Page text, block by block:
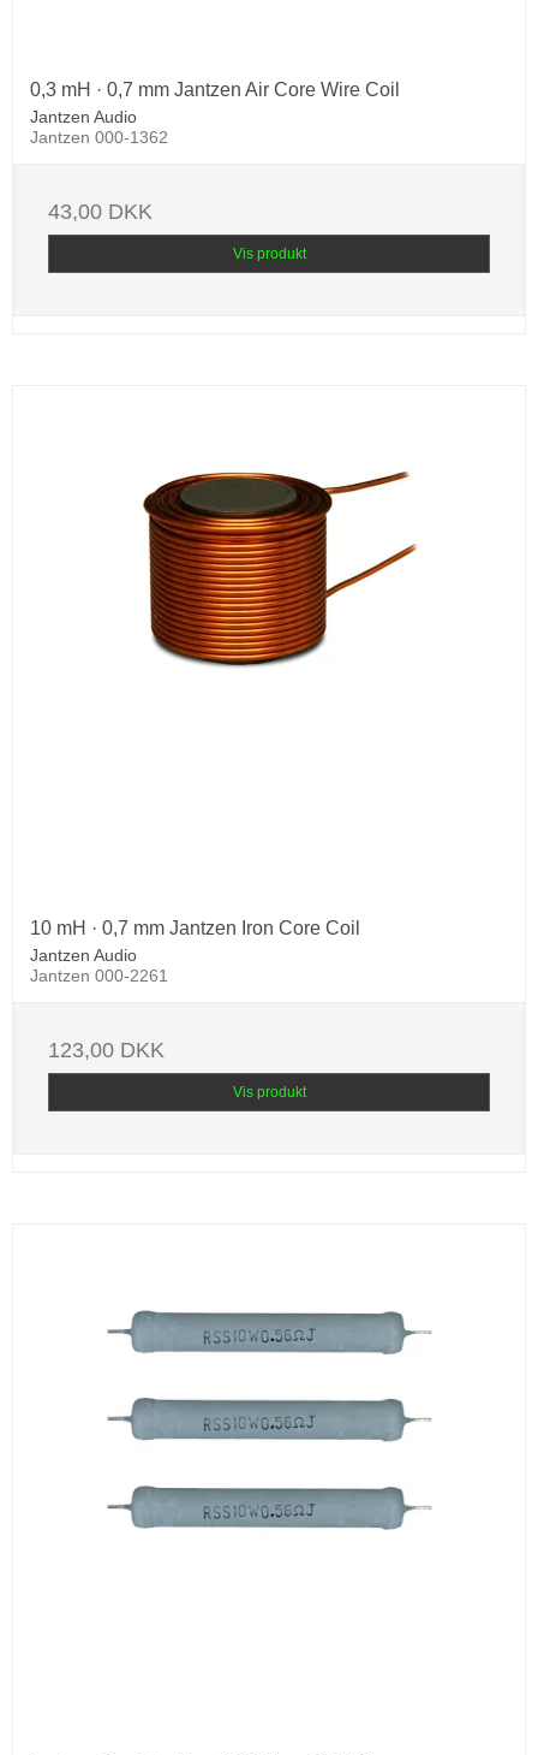
0,3 mH · 0,7 mm Jantzen Air Core Wire Coil
Jantzen Audio
Jantzen 000-1362
43,00 DKK
Vis produkt
10 mH · 0,7 mm Jantzen Iron Core Coil
Jantzen Audio
Jantzen 000-2261
123,00 DKK
Vis produkt